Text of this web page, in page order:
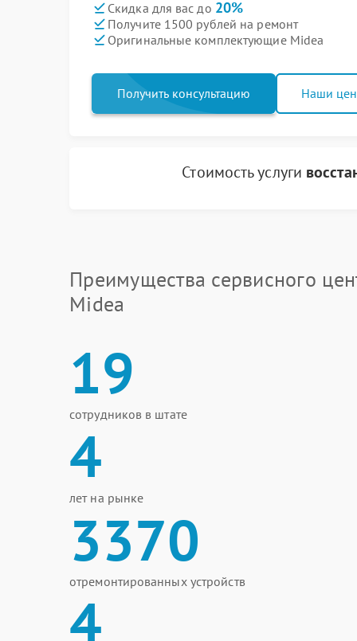
Скидка для вас до 20%
Получите 1500 рублей на ремонт
Оригинальные комплектующие Midea
Получить консультацию Наши
Стоимость услуги
Преимущества сервисного
Midea
19
сотрудников в штате
4
лет на рынке
3370
отремонтированных устройств
4